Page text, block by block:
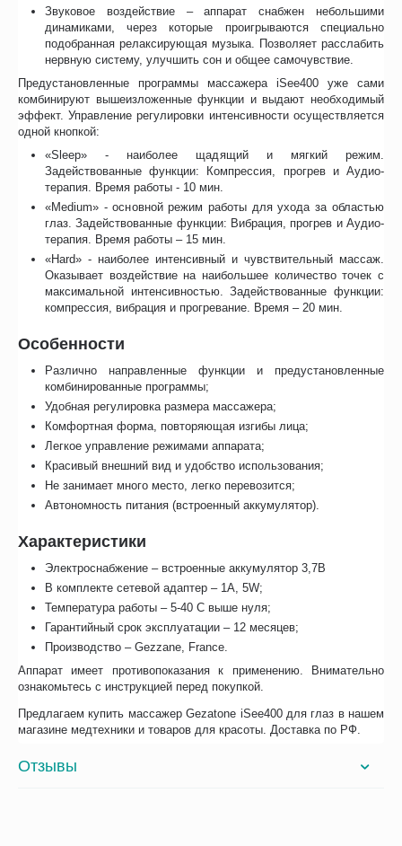
Звуковое воздействие – аппарат снабжен небольшими
динамиками, через которые проигрываются специально
подобранная релаксирующая музыка. Позволяет расслабить
нервную систему, улучшить сон и общее самочувствие.
Предустановленные программы массажера iSee400 уже сами
комбинируют вышеизложенные функции и выдают необходимый
эффект. Управление регулировки интенсивности осуществляется
одной кнопкой:
«Sleep» - наиболее щадящий и мягкий режим.
Задействованные функции: Компрессия, прогрев и Аудио-
терапия. Время работы - 10 мин.
«Medium» - основной режим работы для ухода за областью
глаз. Задействованные функции: Вибрация, прогрев и Аудио-
терапия. Время работы – 15 мин.
«Hard» - наиболее интенсивный и чувствительный массаж.
Оказывает воздействие на наибольшее количество точек с
максимальной интенсивностью. Задействованные функции:
компрессия, вибрация и прогревание. Время – 20 мин.
Особенности
Различно направленные функции и предустановленные
комбинированные программы;
Удобная регулировка размера массажера;
Комфортная форма, повторяющая изгибы лица;
Легкое управление режимами аппарата;
Красивый внешний вид и удобство использования;
Не занимает много место, легко перевозится;
Автономность питания (встроенный аккумулятор).
Характеристики
Электроснабжение – встроенные аккумулятор 3,7В
В комплекте сетевой адаптер – 1A, 5W;
Температура работы – 5-40 С выше нуля;
Гарантийный срок эксплуатации – 12 месяцев;
Производство – Gezzane, France.
Аппарат имеет противопоказания к применению. Внимательно
ознакомьтесь с инструкцией перед покупкой.
Предлагаем купить массажер Gezatone iSee400 для глаз в нашем
магазине медтехники и товаров для красоты. Доставка по РФ.
Отзывы